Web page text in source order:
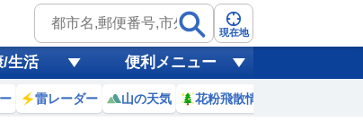
現在地
/生活 便利メニュー
雷レーダー 山の天気 花粉飛散情報